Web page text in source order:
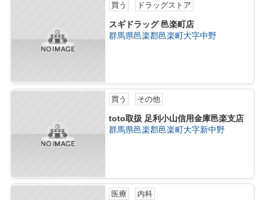
買う ドラッグストア
スギドラッグ 邑楽町店
群馬県邑楽郡邑楽町大字中野
買う その他
toto取扱 足利小山信用金庫邑楽支店
群馬県邑楽郡邑楽町大字新中野
医療 内科